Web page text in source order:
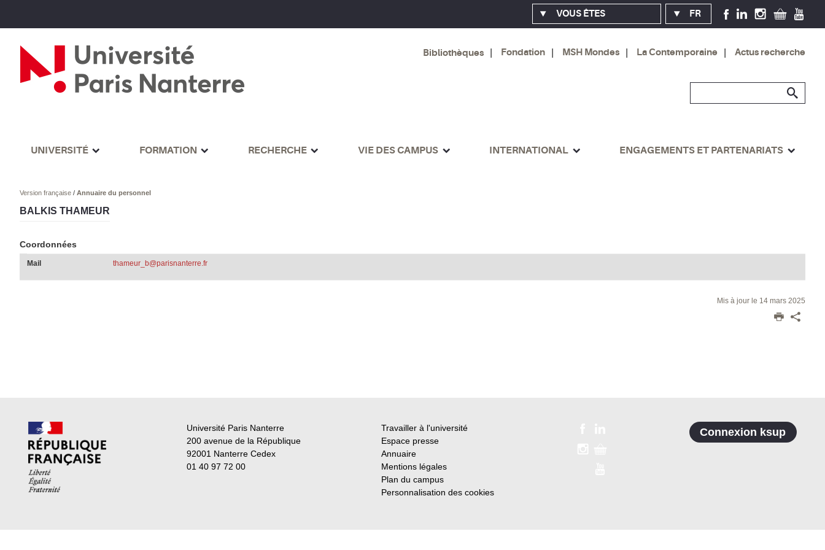
VOUS ÊTES FR
Bibliothèques Fondation MSH Mondes La Contemporaine Actus recherche
UNIVERSITÉ FORMATION RECHERCHE VIE DES CAMPUS INTERNATIONAL ENGAGEMENTS ET PARTENARIATS
Version française/ Annuaire du personnel
BALKIS THAMEUR
Coordonnées
Mail thameur_b@parisnanterre.fr
Mis à jour le 14 mars 2025
Université Paris Nanterre
200 avenue de la République
92001 Nanterre Cedex
01 40 97 72 00
Travailler à l'université
Espace presse
Annuaire
Mentions légales
Plan du campus
Personnalisation des cookies
Connexion ksup